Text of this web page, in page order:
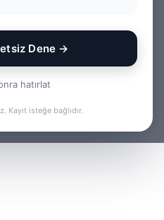
Dene →
hatırlat
Kayıt isteğe bağlıdır.
yap